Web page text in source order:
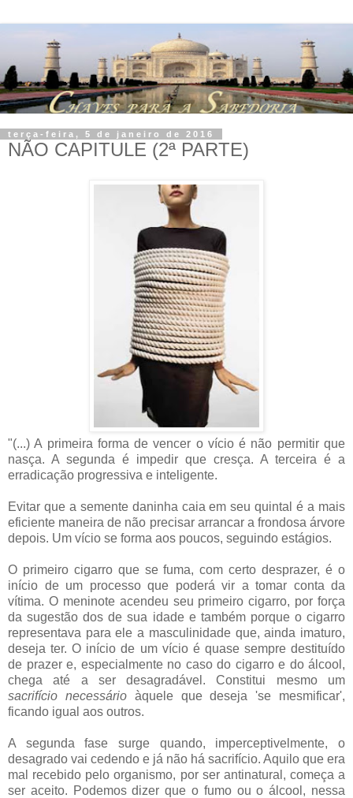
terça-feira, 5 de janeiro de 2016
NÃO CAPITULE (2ª PARTE)
"(...) A primeira forma de vencer o vício é não permitir que
nasça. A segunda é impedir que cresça. A terceira é a
erradicação progressiva e inteligente.
Evitar que a semente daninha caia em seu quintal é a mais
eficiente maneira de não precisar arrancar a frondosa árvore
depois. Um vício se forma aos poucos, seguindo estágios.
O primeiro cigarro que se fuma, com certo desprazer, é o
início de um processo que poderá vir a tomar conta da
vítima. O meninote acendeu seu primeiro cigarro, por força
da sugestão dos de sua idade e também porque o cigarro
representava para ele a masculinidade que, ainda imaturo,
deseja ter. O início de um vício é quase sempre destituído
de prazer e, especialmente no caso do cigarro e do álcool,
chega até a ser desagradável. Constitui mesmo um
sacrifício necessário àquele que deseja 'se mesmificar',
ficando igual aos outros.
A segunda fase surge quando, imperceptivelmente, o
desagrado vai cedendo e já não há sacrifício. Aquilo que era
mal recebido pelo organismo, por ser antinatural, começa a
ser aceito. Podemos dizer que o fumo ou o álcool, nessa